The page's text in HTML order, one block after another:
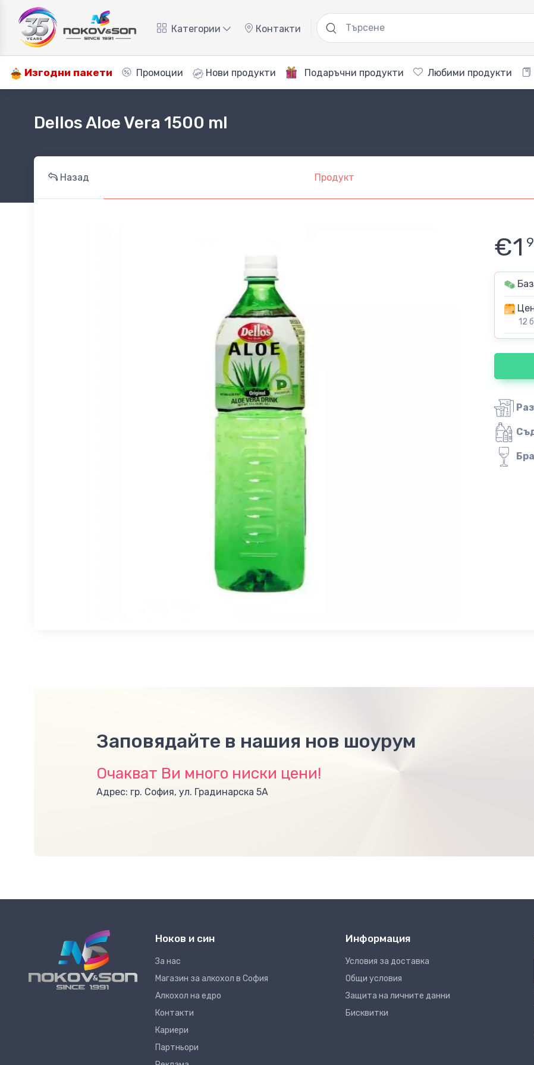
Категории Контакти
Изгодни пакети Промоции Нови продукти Подаръчни продукти Любими продукти
Dellos Aloe Vera 1500 ml
Назад Продукт
€1
12
Заповядайте в нашия нов шоурум
Очакват Ви много ниски цени!
Адрес: гр. София, ул. Градинарска 5А
Ноков и син
За нас
Магазин за алкохол в София
Алкохол на едро
Контакти
Кариери
Партньори
Информация
Условия за доставка
Общи условия
Защита на личните данни
Бисквитки